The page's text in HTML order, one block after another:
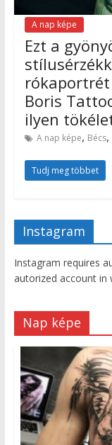
A nap képe
Ezt a
rókaportrét
Boris
ilyen
A nap képe, Bécs,
Tudj meg többet
Instagram
Instagram requires
autorized account in
Nap képe